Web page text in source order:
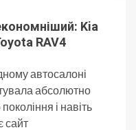
Kia
RAV4
автосалоні
абсолютно
і навіть
сайт